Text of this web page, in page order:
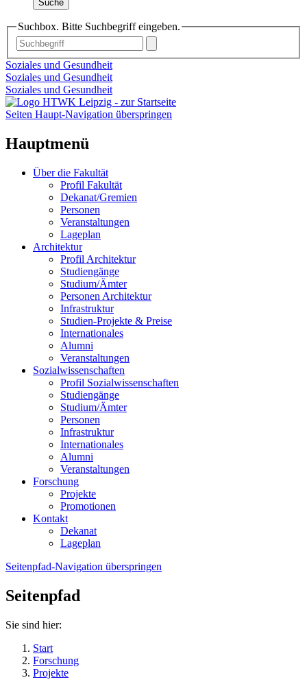
Suche
Suchbox. Bitte Suchbegriff eingeben.
Soziales und Gesundheit
Soziales und Gesundheit
Soziales und Gesundheit
Seiten Haupt-Navigation überspringen
Hauptmenü
Über die Fakultät
Profil Fakultät
Dekanat/Gremien
Personen
Veranstaltungen
Lageplan
Architektur
Profil Architektur
Studiengänge
Studium/Ämter
Personen Architektur
Infrastruktur
Studien-Projekte & Preise
Internationales
Alumni
Veranstaltungen
Sozialwissenschaften
Profil Sozialwissenschaften
Studiengänge
Studium/Ämter
Personen
Infrastruktur
Internationales
Alumni
Veranstaltungen
Forschung
Projekte
Promotionen
Kontakt
Dekanat
Lageplan
Seitenpfad-Navigation überspringen
Seitenpfad
Sie sind hier:
Start
Forschung
Projekte